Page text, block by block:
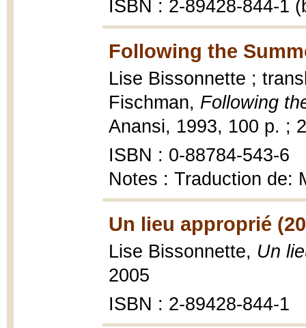
ISBN : 2-89428-844-1
Following the
Lise Bissonnette ;
Fischman, Following
Anansi, 1993, 100 p. ;
ISBN : 0-88784-543-6
Notes : Traduction de:
Un lieu approprié
Lise Bissonnette, Un
2005
ISBN : 2-89428-844-1